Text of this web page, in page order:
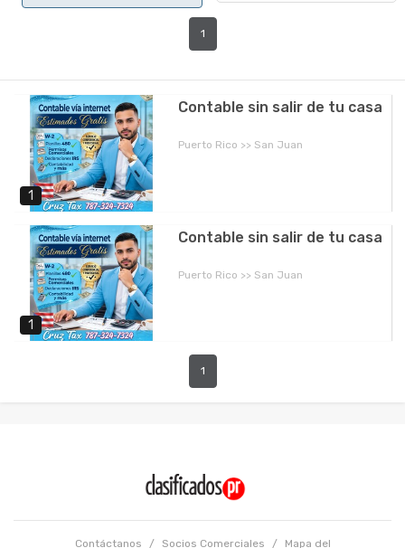
1
1
Contable sin salir de tu casa
Puerto Rico >> San Juan
1
Contable sin salir de tu casa
Puerto Rico >> San Juan
1
Contáctanos / Socios Comerciales / Mapa del